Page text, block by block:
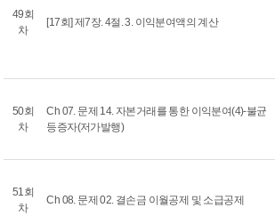
49회
차
[17회] 제7장. 4절. 3. 이익분여액의 계산
50회
차
Ch 07. 문제 14. 자본거래를 통한 이익분여(4)-불균
등증자(저가발행)
51회
차
Ch 08. 문제 02. 결손금 이월공제 및 소급공제